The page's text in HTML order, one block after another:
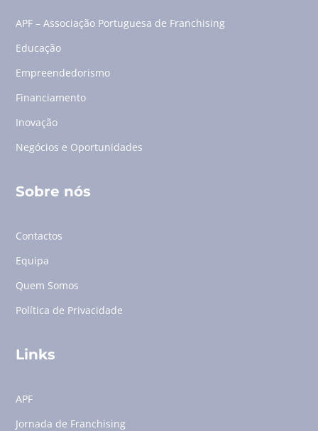
APF – Associação Portuguesa de Franchising
Educação
Empreendedorismo
Financiamento
Inovação
Negócios e Oportunidades
Sobre nós
Contactos
Equipa
Quem Somos
Política de Privacidade
Links
APF
Jornada de Franchising